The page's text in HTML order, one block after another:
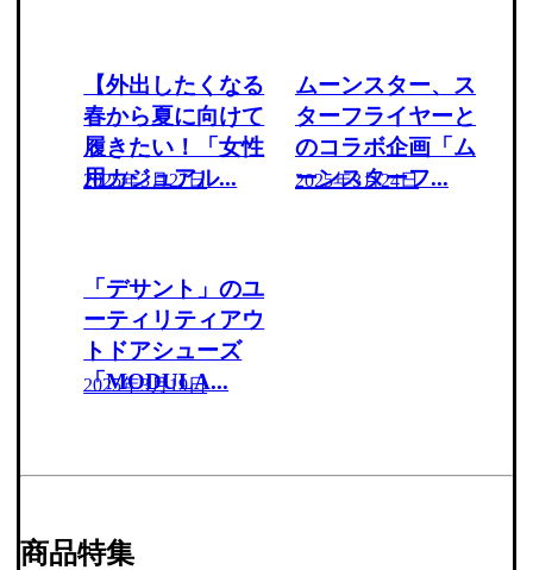
【外出したくなる
春から夏に向けて
履きたい！「女性
用カジュアル...
2025年3月27日
ムーンスター、ス
ターフライヤーと
のコラボ企画「ム
ーンスターフ...
2025年3月24日
「デサント」のユ
ーティリティアウ
トドアシューズ
「MODULA...
2025年3月19日
商品特集